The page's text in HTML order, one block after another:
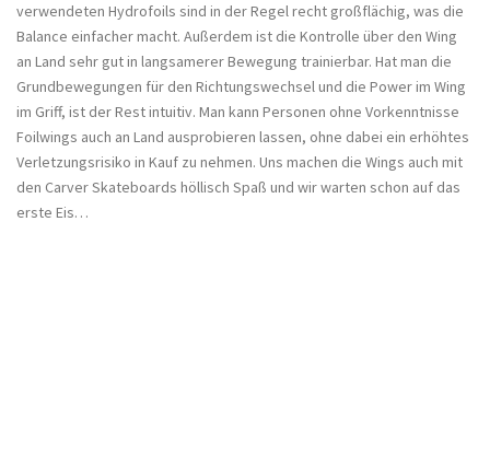
verwendeten Hydrofoils sind in der Regel recht großflächig, was die
Balance einfacher macht. Außerdem ist die Kontrolle über den Wing
an Land sehr gut in langsamerer Bewegung trainierbar. Hat man die
Grundbewegungen für den Richtungswechsel und die Power im Wing
im Griff, ist der Rest intuitiv. Man kann Personen ohne Vorkenntnisse
Foilwings auch an Land ausprobieren lassen, ohne dabei ein erhöhtes
Verletzungsrisiko in Kauf zu nehmen. Uns machen die Wings auch mit
den Carver Skateboards höllisch Spaß und wir warten schon auf das
erste Eis…